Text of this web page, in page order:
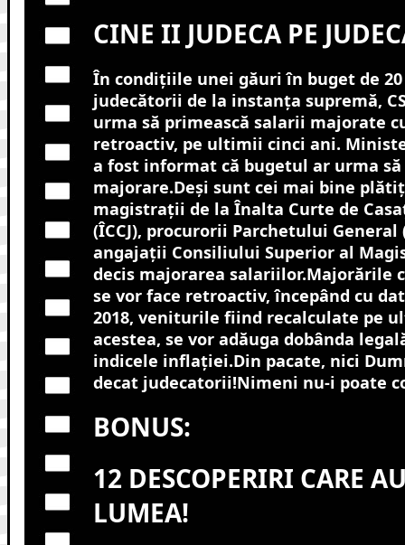
CINE II JUDECA PE
În condițiile unei găuri în buget de
judecătorii de la instanța supremă,
urma să primească salarii majorate
retroactiv, pe ultimii cinci ani.
a fost informat că bugetul ar urma să
majorare.Deși sunt cei mai bine
magistrații de la Înalta Curte de
(ÎCCJ), procurorii Parchetului General
angajații Consiliului Superior al
decis majorarea salariilor.Majorările
se vor face retroactiv, începând cu
2018, veniturile fiind recalculate pe
acestea, se vor adăuga dobânda
indicele inflației.Din pacate, nici
decat judecatorii!Nimeni nu-i poate
BONUS:
12 DESCOPERIRI CARE
LUMEA!